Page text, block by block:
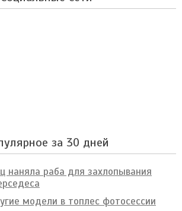
за 30 дней
наняла раба для захлопывания
модели в топлес фотосессии